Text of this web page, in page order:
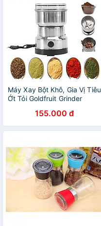
Máy Xay Bột Khô, Gia Vị Tiêu
Ớt Tỏi Goldfruit Grinder
155.000 đ